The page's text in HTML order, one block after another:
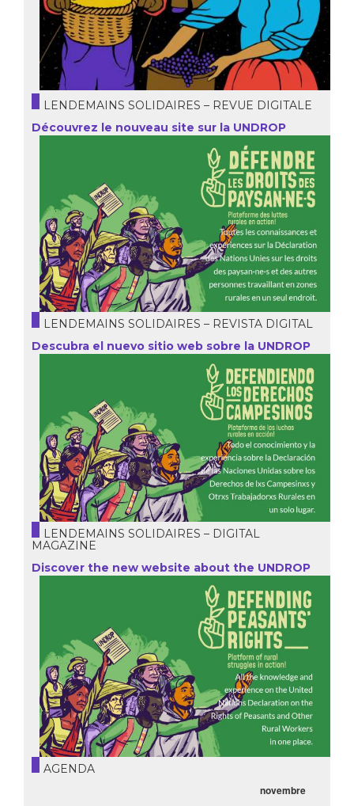
LENDEMAINS SOLIDAIRES – REVUE DIGITALE
Découvrez le nouveau site sur la UNDROP
LENDEMAINS SOLIDAIRES – REVISTA DIGITAL
Descubra el nuevo sitio web sobre la UNDROP
LENDEMAINS SOLIDAIRES – DIGITAL
MAGAZINE
Discover the new website about the UNDROP
AGENDA
novembre